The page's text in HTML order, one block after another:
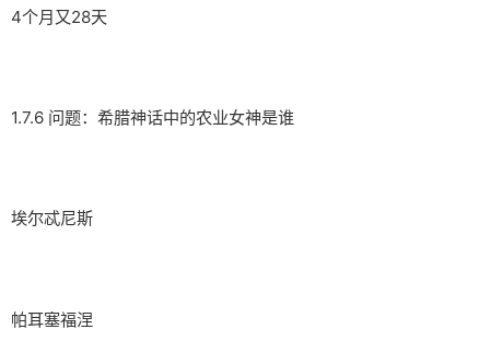
4个月又28天
1.7.6 问题：希腊神话中的农业女神是谁
埃尔忒尼斯
帕耳塞福涅